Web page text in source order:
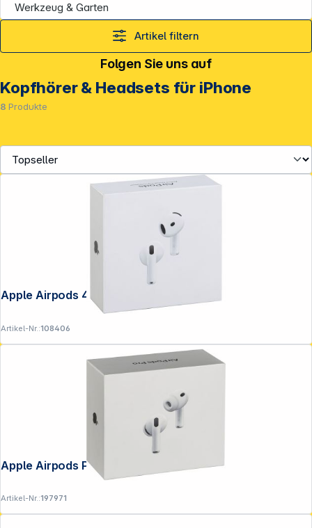
Werkzeug & Garten
Artikel filtern
Kopfhörer & Headsets für iPhone
8 Produkte
Apple Airpods 4 ANC
Artikel-Nr.:108406
Apple Airpods Pro 3
Artikel-Nr.:197971
Folgen Sie uns auf